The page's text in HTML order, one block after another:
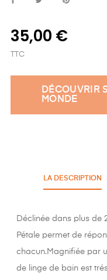
35,00 €
TTC
DÉCOUVRIR
MONDE
LA DESCRIPTION
Déclinée dans plus de
Pétale permet de
chacun.Magnifiée par
de linge de bain est